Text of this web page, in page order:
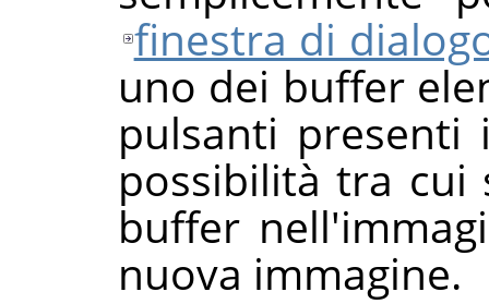
finestra di
uno dei buffer
pulsanti presenti
possibilità tra cui
buffer
nuova immagine.